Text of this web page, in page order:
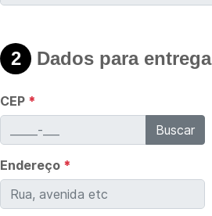
2 Dados para entrega
CEP *
Buscar
Endereço *